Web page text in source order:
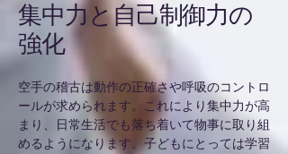
集中力と自己制御力の
強化
空手の稽古は動作の正確さや呼吸のコントロ
ールが求められます。これにより集中力が高
まり、日常生活でも落ち着いて物事に取り組
めるようになります。子どもにとっては学習